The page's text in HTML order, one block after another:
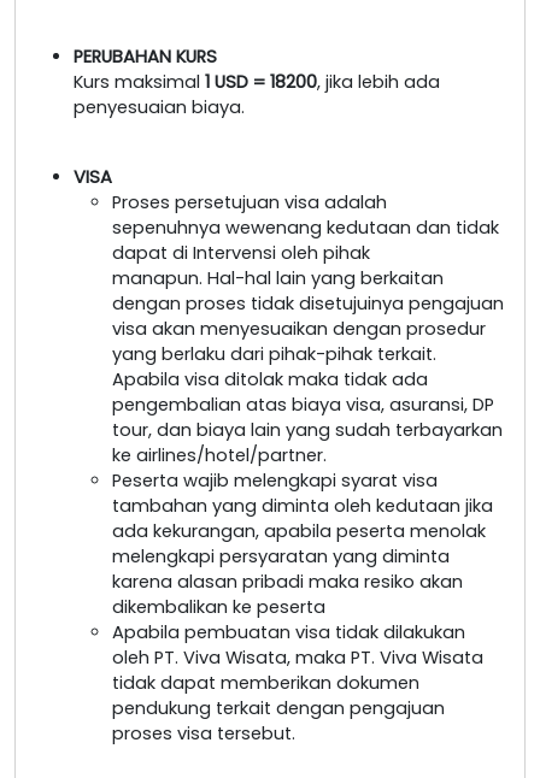
PERUBAHAN KURS
Kurs maksimal 1 USD = 18200, jika lebih ada
penyesuaian biaya.
VISA
Proses persetujuan visa adalah
sepenuhnya wewenang kedutaan dan tidak
dapat di Intervensi oleh pihak
manapun. Hal-hal lain yang berkaitan
dengan proses tidak disetujuinya pengajuan
visa akan menyesuaikan dengan prosedur
yang berlaku dari pihak-pihak terkait.
Apabila visa ditolak maka tidak ada
pengembalian atas biaya visa, asuransi, DP
tour, dan biaya lain yang sudah terbayarkan
ke airlines/hotel/partner.
Peserta wajib melengkapi syarat visa
tambahan yang diminta oleh kedutaan jika
ada kekurangan, apabila peserta menolak
melengkapi persyaratan yang diminta
karena alasan pribadi maka resiko akan
dikembalikan ke peserta
Apabila pembuatan visa tidak dilakukan
oleh PT. Viva Wisata, maka PT. Viva Wisata
tidak dapat memberikan dokumen
pendukung terkait dengan pengajuan
proses visa tersebut.